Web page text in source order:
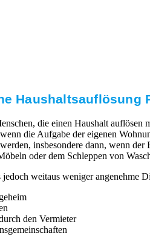
Haushaltsauflösung
die einen Haushalt
die Aufgabe der eigenen
insbesondere dann, wenn
oder dem Schleppen von
jedoch weitaus weniger angenehme
den Vermieter